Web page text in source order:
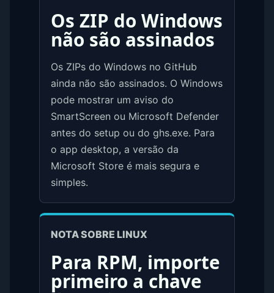
Os ZIP do Windows
não são assinados
Os ZIPs do Windows no GitHub
ainda não são assinados. O Windows
pode mostrar um aviso do
SmartScreen ou Microsoft Defender
antes do setup ou do ghs.exe. Para
o app desktop, a versão da
Microsoft Store é mais segura e
simples.
NOTA SOBRE LINUX
Para RPM, importe
primeiro a chave